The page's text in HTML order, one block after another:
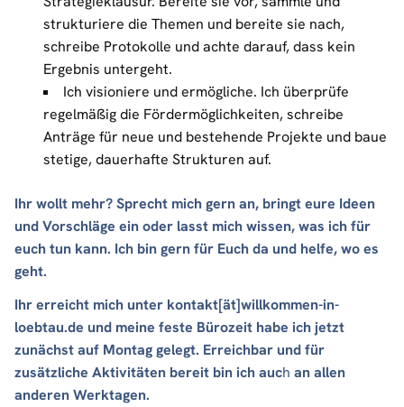
strukturiere die Themen und bereite sie nach,
schreibe Protokolle und achte darauf, dass kein
Ergebnis untergeht.
Ich visioniere und ermögliche. Ich überprüfe
regelmäßig die Fördermöglichkeiten, schreibe
Anträge für neue und bestehende Projekte und baue
stetige, dauerhafte Strukturen auf.
Ihr wollt mehr? Sprecht mich gern an, bringt eure Ideen
und Vorschläge ein oder lasst mich wissen, was ich für
euch tun kann. Ich bin gern für Euch da und helfe, wo es
geht.
Ihr erreicht mich unter kontakt[ät]willkommen-in-
loebtau.de und meine feste Bürozeit habe ich jetzt
zunächst auf Montag gelegt. Erreichbar und für
zusätzliche Aktivitäten bereit bin ich auch an allen
anderen Werktagen.